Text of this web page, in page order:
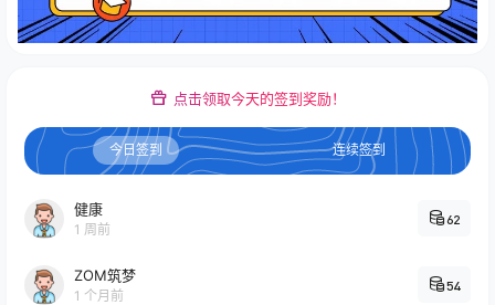
点击领取今天的签到奖励！
今日签到 连续签到
健康
1 周前
62
ZOM筑梦
1 个月前
54